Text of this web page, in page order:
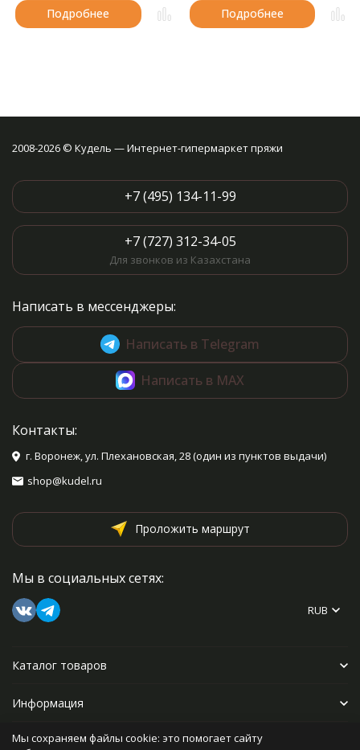
Подробнее Подробнее
2008-2026 © Кудель — Интернет-гипермаркет пряжи
+7 (495) 134-11-99
+7 (727) 312-34-05
Для звонков из Казахстана
Написать в мессенджеры:
Написать в Telegram
Написать в MAX
Контакты:
г. Воронеж, ул. Плехановская, 28 (один из пунктов выдачи)
shop@kudel.ru
Проложить маршрут
Мы в социальных сетях:
RUB
Каталог товаров
Информация
Прочее
Мы сохраняем файлы cookie: это помогает сайту